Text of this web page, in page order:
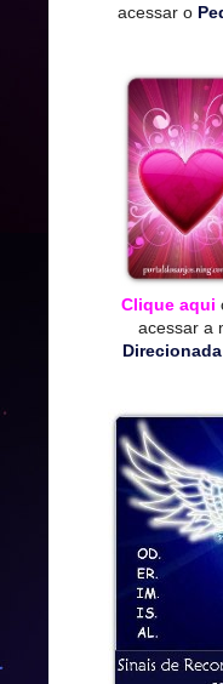
acessar o
Clique aqui
acessar a